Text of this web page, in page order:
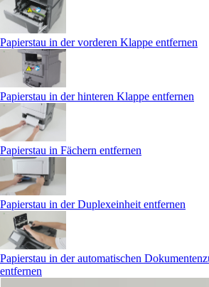
Papierstau in der vorderen Klappe entfernen
Papierstau in der hinteren Klappe entfernen
Papierstau in Fächern entfernen
Papierstau in der Duplexeinheit entfernen
Papierstau in der automatischen
entfernen